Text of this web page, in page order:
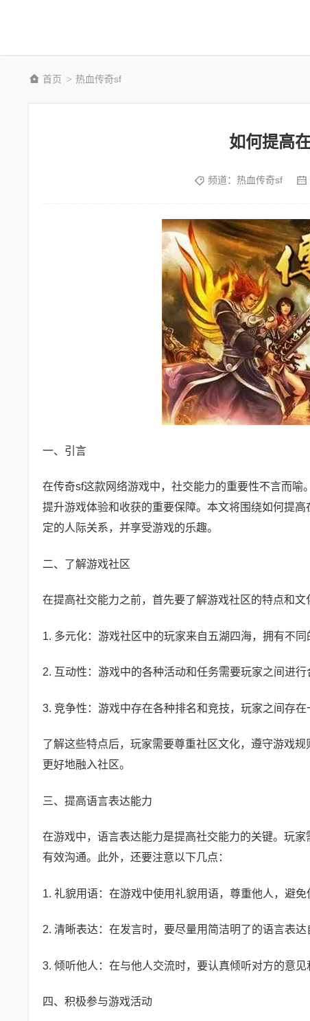
首页 > 热血传奇sf
如何提高
频道： 热血传奇sf
一、引言
在传奇sf这款网络游戏中，社交能力的重要性不言而
提升游戏体验和收获的重要保障。本文将围绕如何提
定的人际关系，并享受游戏的乐趣。
二、了解游戏社区
在提高社交能力之前，首先要了解游戏社区的特点和
1. 多元化：游戏社区中的玩家来自五湖四海，拥有不同
2. 互动性：游戏中的各种活动和任务需要玩家之间进行
3. 竞争性：游戏中存在各种排名和竞技，玩家之间存在
了解这些特点后，玩家需要尊重社区文化，遵守游戏
更好地融入社区。
三、提高语言表达能力
在游戏中，语言表达能力是提高社交能力的关键。玩
有效沟通。此外，还要注意以下几点：
1. 礼貌用语：在游戏中使用礼貌用语，尊重他人，避免
2. 清晰表达：在发言时，要尽量用简洁明了的语言表
3. 倾听他人：在与他人交流时，要认真倾听对方的意见
四、积极参与游戏活动